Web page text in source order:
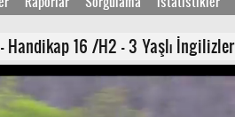
Handikap 16 /H2 - 3 Yaşlı İngilizler